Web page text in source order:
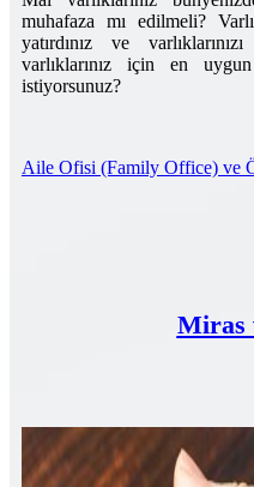
muhafaza mı edilmeli?
yatırdınız ve
varlıklarınız için en
istiyorsunuz?
Aile Ofisi (Family Office) ve
Miras